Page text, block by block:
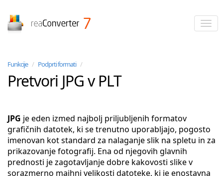
Funkcije / Podprti formati /
Pretvori JPG v PLT
JPG je eden izmed najbolj priljubljenih formatov
grafičnih datotek, ki se trenutno uporabljajo, pogosto
imenovan kot standard za nalaganje slik na spletu in za
prikazovanje fotografij. Ena od njegovih glavnih
prednosti je zagotavljanje dobre kakovosti slike v
sorazmerno majhni velikosti datoteke, ki je enostavna